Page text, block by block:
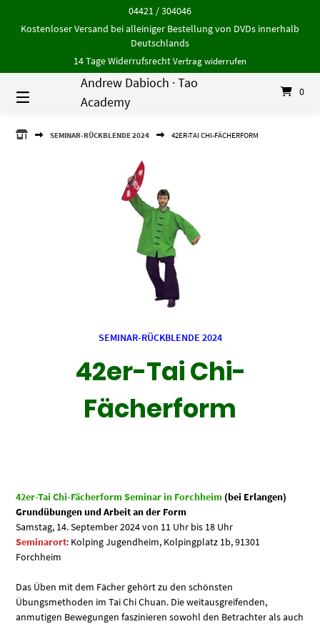
Inhalt
04421 / 304046
Kostenloser Versand bei alleiniger Bestellung von DVDs innerhalb
Deutschlands
14 Tage WiderrufsrechtVertrag widerrufen
Andrew Dabioch · Tao
Academy
0
ANDREWSEMINAR-RÜCKBLENDE 2024 42ER-TAI CHI-FÄCHERFORM
SEMINAR-RÜCKBLENDE 2024
42er-Tai Chi-
Fächerform
42er-Tai Chi-Fächerform Seminar in Forchheim (bei Erlangen)
Grundübungen und Arbeit an der Form
Samstag, 14. September 2024 von 11 Uhr bis 18 Uhr
Seminarort: Kolping Jugendheim, Kolpingplatz 1b, 91301
Forchheim
Das Üben mit dem Fächer gehört zu den schönsten
Übungsmethoden im Tai Chi Chuan. Die weitausgreifenden,
anmutigen Bewegungen faszinieren sowohl den Betrachter als auch